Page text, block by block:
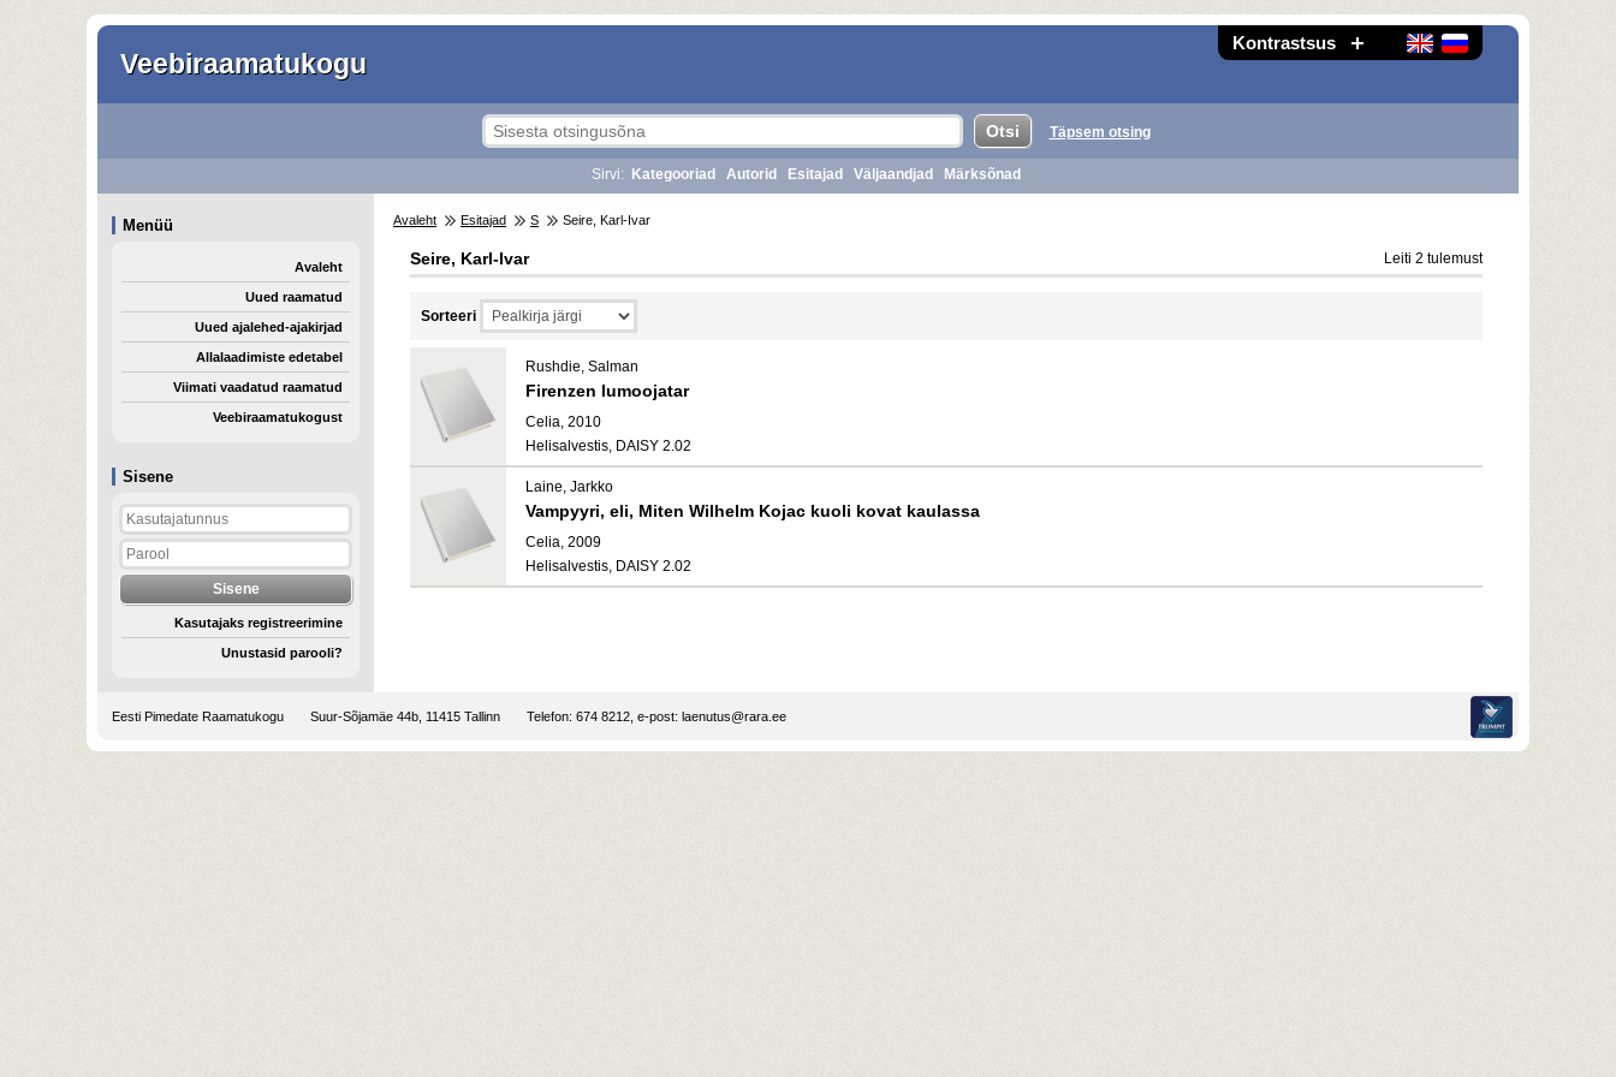
Kontrastsus
Veebiraamatukogu
Sisene
Kasutajaks registreerimine
Unustasid parooli?
Täpsem otsing
Sirvi: Kategooriad Autorid Esitajad Väljaandjad Märksõnad
Menüü
Avaleht
Uued raamatud
Uued ajalehed-ajakirjad
Allalaadimiste edetabel
Viimati vaadatud raamatud
Veebiraamatukogust
Avaleht Esitajad S Seire, Karl-Ivar
Seire, Karl-Ivar Leiti 2 tulemust
Sorteeri
Rushdie, Salman
Firenzen lumoojatar
Celia, 2010
Helisalvestis, DAISY 2.02
Laine, Jarkko
Vampyyri, eli, Miten Wilhelm Kojac kuoli kovat kaulassa
Celia, 2009
Helisalvestis, DAISY 2.02
Eesti Pimedate Raamatukogu Suur-Sõjamäe 44b, 11415 Tallinn Telefon: 674 8212, e-post: laenutus@rara.ee